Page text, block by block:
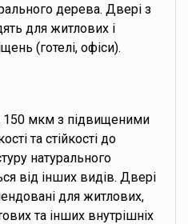
дерева. Двері з
для житлових і
(готелі, офіси).
мкм з підвищеними
та стійкості до
натурального
від інших видів. Двері
для житлових,
та інших внутрішніх